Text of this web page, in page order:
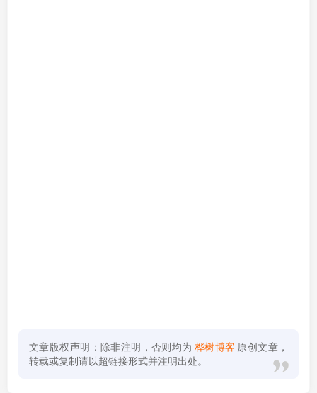
文章版权声明：除非注明，否则均为 桦树博客 原创文章，
转载或复制请以超链接形式并注明出处。